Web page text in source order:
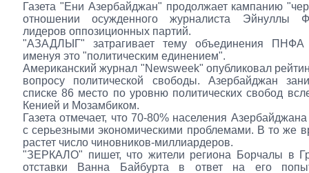
Газета "Ени Азербайджан" продолжает кампанию
отношении осужденного журналиста Эйнуллы
лидеров оппозиционных партий.
"АЗАДЛЫГ" затрагивает тему объединения
именуя это "политическим единением".
Американский журнал "Newsweek" опубликовал
вопросу политической свободы. Азербайджан
списке 86 место по уровню политических свобод
Кенией и Мозамбиком.
Газета отмечает, что 70-80% населения
с серьезными экономическими проблемами. В то же
растет число чиновников-миллиардеров.
"ЗЕРКАЛО" пишет, что жители региона Борчалы в
отставки Ванна Байбурта в ответ на его